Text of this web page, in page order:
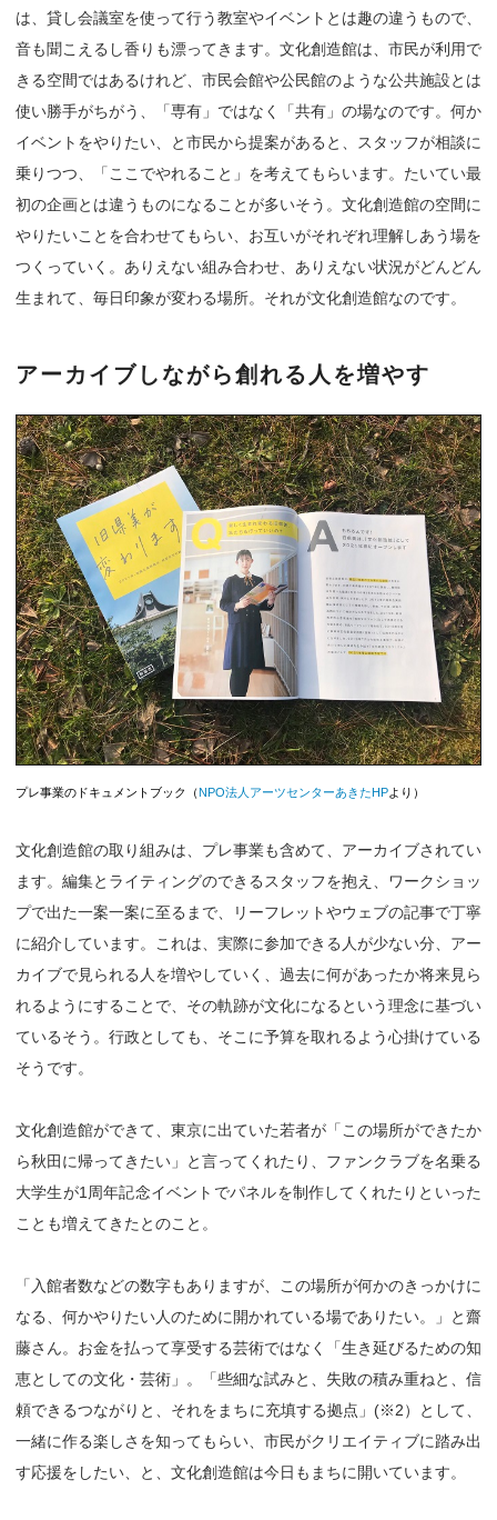
は、貸し会議室を使って行う教室やイベントとは趣の違うもので、
音も聞こえるし香りも漂ってきます。文化創造館は、市民が利用で
きる空間ではあるけれど、市民会館や公民館のような公共施設とは
使い勝手がちがう、「専有」ではなく「共有」の場なのです。何か
イベントをやりたい、と市民から提案があると、スタッフが相談に
乗りつつ、「ここでやれること」を考えてもらいます。たいてい最
初の企画とは違うものになることが多いそう。文化創造館の空間に
やりたいことを合わせてもらい、お互いがそれぞれ理解しあう場を
つくっていく。ありえない組み合わせ、ありえない状況がどんどん
生まれて、毎日印象が変わる場所。それが文化創造館なのです。
アーカイブしながら創れる人を増やす
プレ事業のドキュメントブック（NPO法人アーツセンターあきたHPより）
文化創造館の取り組みは、プレ事業も含めて、アーカイブされてい
ます。編集とライティングのできるスタッフを抱え、ワークショッ
プで出た一案一案に至るまで、リーフレットやウェブの記事で丁寧
に紹介しています。これは、実際に参加できる人が少ない分、アー
カイブで見られる人を増やしていく、過去に何があったか将来見ら
れるようにすることで、その軌跡が文化になるという理念に基づい
ているそう。行政としても、そこに予算を取れるよう心掛けている
そうです。
文化創造館ができて、東京に出ていた若者が「この場所ができたか
ら秋田に帰ってきたい」と言ってくれたり、ファンクラブを名乗る
大学生が1周年記念イベントでパネルを制作してくれたりといった
ことも増えてきたとのこと。
「入館者数などの数字もありますが、この場所が何かのきっかけに
なる、何かやりたい人のために開かれている場でありたい。」と齋
藤さん。お金を払って享受する芸術ではなく「生き延びるための知
恵としての文化・芸術」。「些細な試みと、失敗の積み重ねと、信
頼できるつながりと、それをまちに充填する拠点」(※2）として、
一緒に作る楽しさを知ってもらい、市民がクリエイティブに踏み出
す応援をしたい、と、文化創造館は今日もまちに開いています。